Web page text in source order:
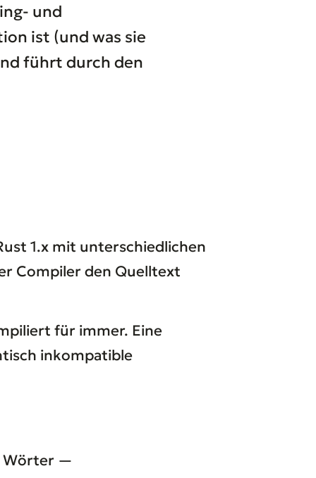
und
ist (und was sie
führt durch den
1.x mit unterschiedlichen
Compiler den Quelltext
für immer. Eine
inkompatible
Wörter —